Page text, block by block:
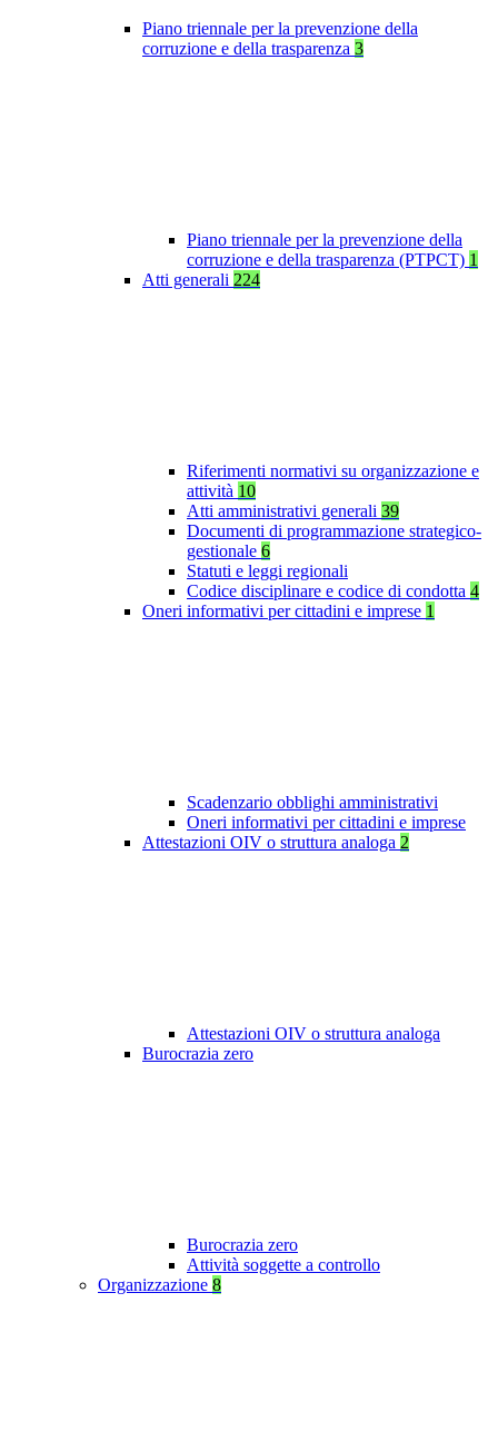
Piano triennale per la prevenzione della
corruzione e della trasparenza 3
Piano triennale per la prevenzione della
corruzione e della trasparenza (PTPCT) 1
Atti generali 224
Riferimenti normativi su organizzazione e
attività 10
Atti amministrativi generali 39
Documenti di programmazione strategico-
gestionale 6
Statuti e leggi regionali
Codice disciplinare e codice di condotta 4
Oneri informativi per cittadini e imprese 1
Scadenzario obblighi amministrativi
Oneri informativi per cittadini e imprese
Attestazioni OIV o struttura analoga 2
Attestazioni OIV o struttura analoga
Burocrazia zero
Burocrazia zero
Attività soggette a controllo
Organizzazione 8